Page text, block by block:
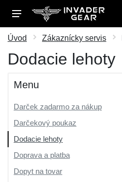
Úvod Zákaznícky servis
Dodacie lehoty
Menu
Darček zadarmo za nákup
Darčekový poukaz
Dodacie lehoty
Doprava a platba
Dopyt na tovar